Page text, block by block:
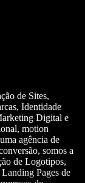
de Sites,
Identidade
Digital e
motion
agência de
somos a
de Logotipos,
Pages de